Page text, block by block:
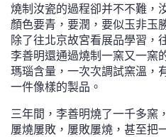
燒制汝瓷的過程卻并不不難，
顏色要青，要潤，要似玉非玉
除了往北京故宮看展品學習，
李善明還通過燒制一窯又一窯
瑪瑙含量，一次次調試窯溫，
一件像樣的製品。
三年間，李善明燒了一千多窯
屢燒屢敗，屢敗屢燒，甚至把